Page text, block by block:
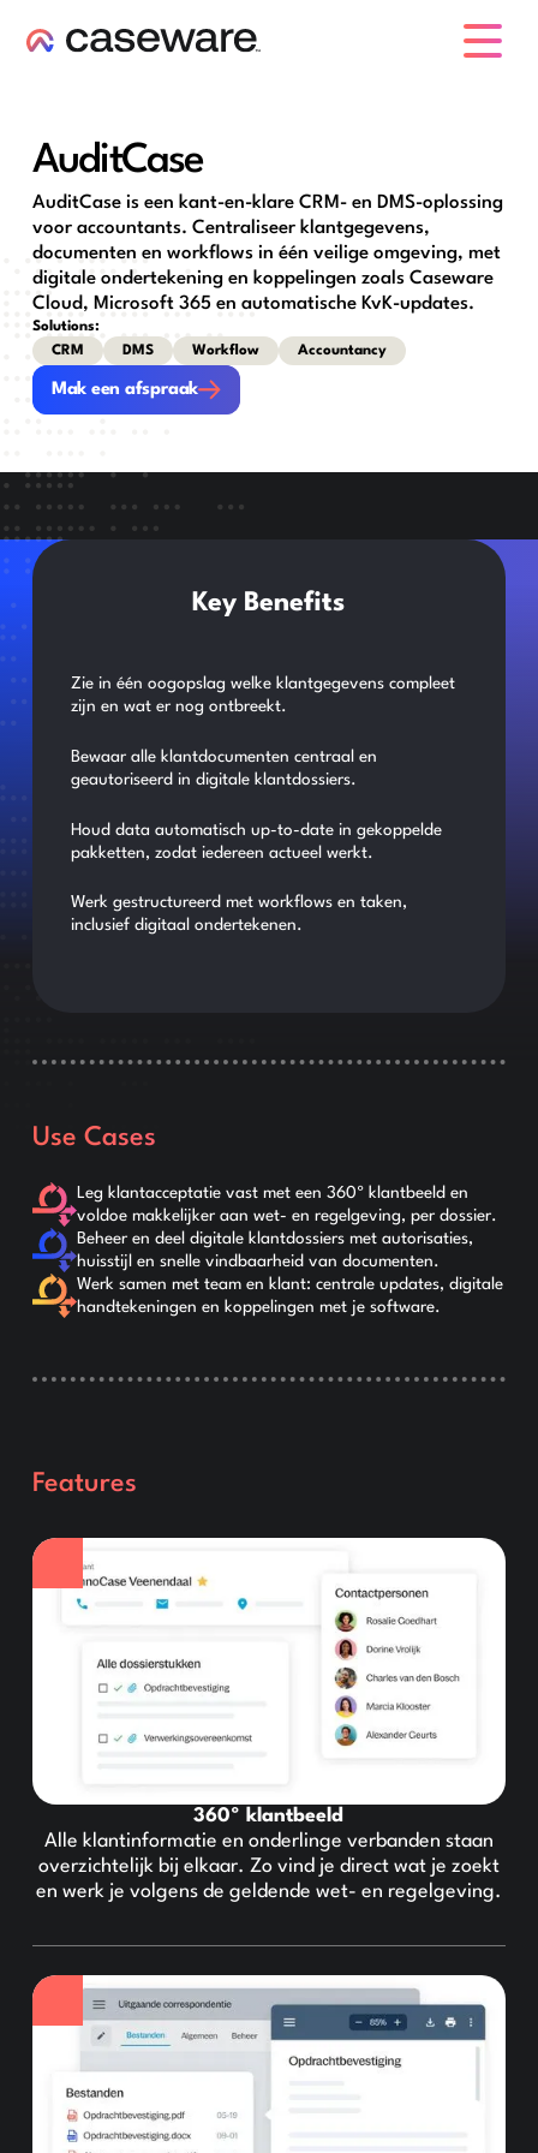
AuditCase
AuditCase is een kant-en-klare CRM- en DMS-oplossing
voor accountants. Centraliseer klantgegevens,
documenten en workflows in één veilige omgeving, met
digitale ondertekening en koppelingen zoals Caseware
Cloud, Microsoft 365 en automatische KvK-updates.
Solutions:
CRM
DMS Workflow Accountancy
Mak een afspraak
Mak een afspraak
Key Benefits
Zie in één oogopslag welke klantgegevens compleet
zijn en wat er nog ontbreekt.
Bewaar alle klantdocumenten centraal en
geautoriseerd in digitale klantdossiers.
Houd data automatisch up-to-date in gekoppelde
pakketten, zodat iedereen actueel werkt.
Werk gestructureerd met workflows en taken,
inclusief digitaal ondertekenen.
Use Cases
Leg klantacceptatie vast met een 360º klantbeeld en
voldoe makkelijker aan wet- en regelgeving, per dossier.
Beheer en deel digitale klantdossiers met autorisaties,
huisstijl en snelle vindbaarheid van documenten.
Werk samen met team en klant: centrale updates, digitale
handtekeningen en koppelingen met je software.
Features
360º klantbeeld
Alle klantinformatie en onderlinge verbanden staan
overzichtelijk bij elkaar. Zo vind je direct wat je zoekt
en werk je volgens de geldende wet- en regelgeving.